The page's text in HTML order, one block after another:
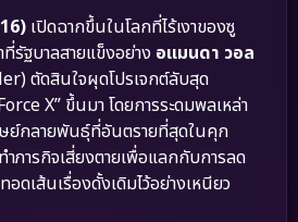
เปิดฉากขึ้นในโลกที่ไร้เงาของซู
รัฐบาลสายแข็งอย่าง อแมนดา วอล
ตัดสินใจผุดโปรเจกต์ลับสุด
X” ขึ้นมา โดยการระดมพลเหล่า
ย์กลายพันธุ์ที่อันตรายที่สุดในคุก
ภารกิจเสี่ยงตายเพื่อแลกกับการลด
ดเส้นเรื่องดั้งเดิมไว้อย่างเหนียว